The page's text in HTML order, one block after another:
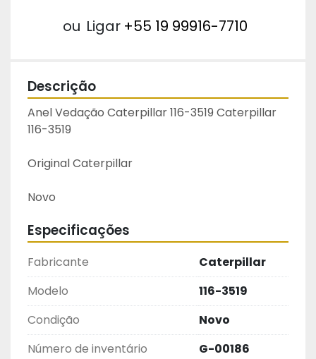
ou Ligar +55 19 99916-7710
Descrição
Anel Vedação Caterpillar 116-3519 Caterpillar
116-3519
Original Caterpillar
Novo
Especificações
Fabricante
Caterpillar
Modelo
116-3519
Condição
Novo
Número de inventário
G-00186